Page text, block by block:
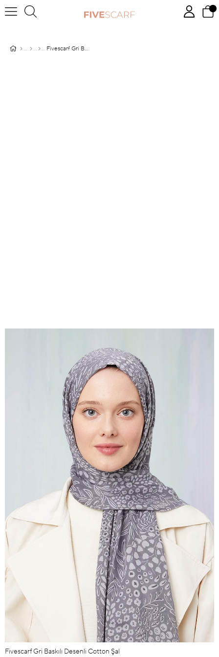
Fivescarf Gri Baskılı Desenli Cotton Şal
Fivescarf Gri Baskılı Desenli Cotton Şal